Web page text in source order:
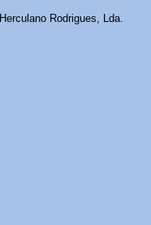
Herculano Rodrigues, Lda.